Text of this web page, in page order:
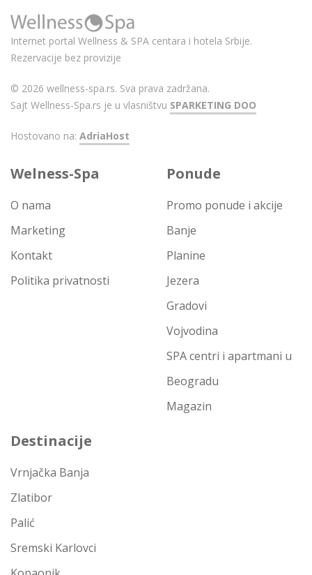
Internet portal Wellness & SPA centara i hotela Srbije.
Rezervacije bez provizije
© 2026 wellness-spa.rs. Sva prava zadržana.
Sajt Wellness-Spa.rs je u vlasništvu SPARKETING DOO
Hostovano na: AdriaHost
Welness-Spa
O nama
Marketing
Kontakt
Politika privatnosti
Ponude
Promo ponude i akcije
Banje
Planine
Jezera
Gradovi
Vojvodina
SPA centri i apartmani u
Beogradu
Magazin
Destinacije
Vrnjačka Banja
Zlatibor
Palić
Sremski Karlovci